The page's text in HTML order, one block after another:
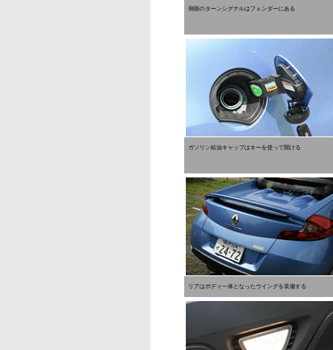
側面のターンシグナルはフェンダーにある
ガソリン給油キャップはキーを使って開ける
リアはボディ一体となったウイングを装備する